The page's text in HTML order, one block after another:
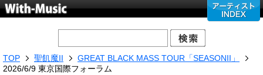
TOP 聖飢魔II
GREAT BLACK MASS TOUR「SEASONII」
2026/6/9 東京国際フォーラム